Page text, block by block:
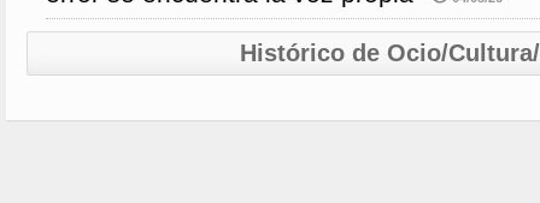
Histórico de Ocio/